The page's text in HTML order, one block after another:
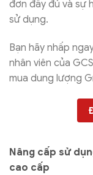
đơn đầy đủ và sự
sử dụng.
Bạn hãy nhấp
nhân viên của
mua dung lượng
Nâng cấp sử
cao cấp